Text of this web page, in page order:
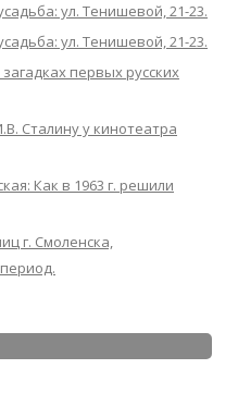
ул. Тенишевой, 21-23.
ул. Тенишевой, 21-23.
первых русских
Сталину у кинотеатра
Как в 1963 г. решили
г. Смоленска,